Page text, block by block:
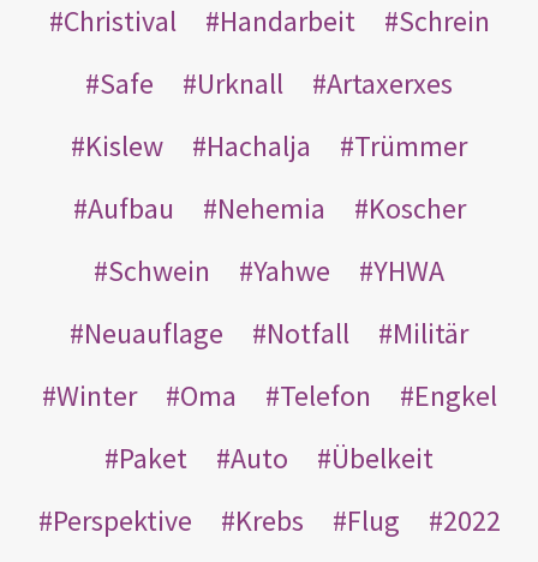
Christival Handarbeit
Schrein
Safe
Urknall
Artaxerxes
Kislew
Hachalja
Trümmer
Aufbau
Nehemia
Koscher
Schwein
Yahwe
YHWA
Neuauflage
Notfall
Militär
Winter
Oma Telefon
Engkel
Paket
Auto
Übelkeit
Perspektive
Krebs Flug
2022